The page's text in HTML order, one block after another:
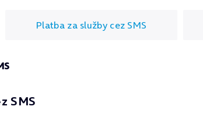
Platba za služby cez SMS
SMS